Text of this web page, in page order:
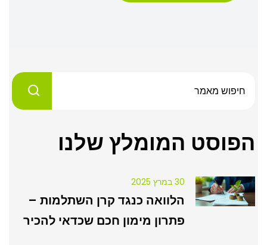
הפוסט המומלץ שלנו
הלוואה כנגד קרן השתלמות –
פתרון מימון חכם שכדאי להכיר
30 במרץ 2025